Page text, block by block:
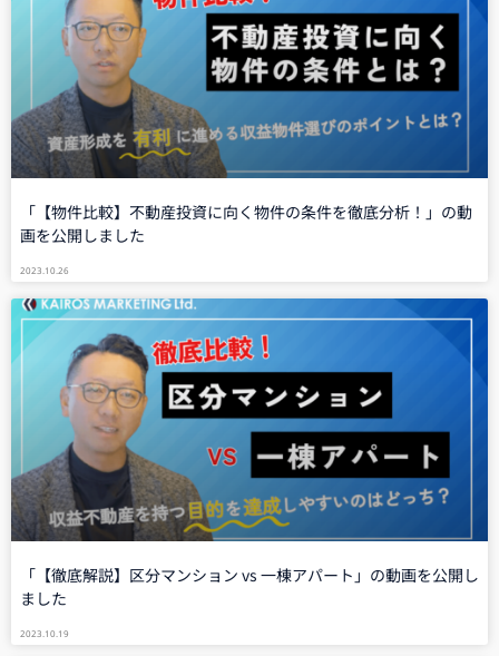
「【物件比較】不動産投資に向く物件の条件を徹底分析！」の動
画を公開しました
2023.10.26
「【徹底解説】区分マンション vs 一棟アパート」の動画を公開し
ました
2023.10.19